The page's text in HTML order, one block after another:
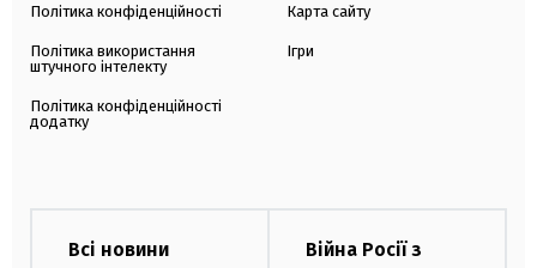
Політика конфіденційності
Політика використання
штучного інтелекту
Політика конфіденційності
додатку
Карта сайту
Ігри
Всі новини
Війна Росії з